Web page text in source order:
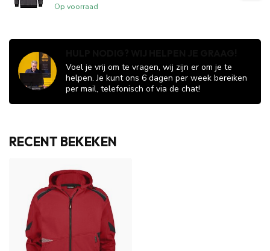
Op voorraad
Voel je vrij om te vragen, wij zijn er om je te
helpen. Je kunt ons 6 dagen per week bereiken
per mail, telefonisch of via de chat!
RECENT BEKEKEN